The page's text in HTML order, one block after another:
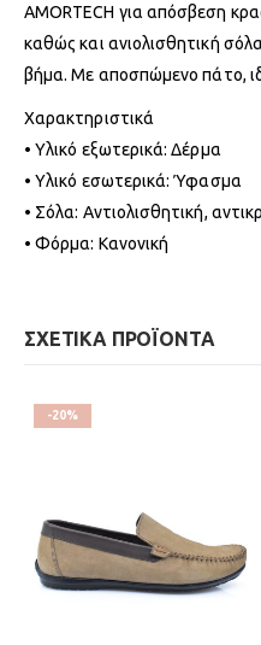
AMORTECH για απόσβεση
καθώς και ανιολισθητική
βήμα. Με αποσπώμενο πάτο,
Χαρακτηριστικά
• Υλικό εξωτερικά: Δέρμα
• Υλικό εσωτερικά: Ύφασμα
• Σόλα: Αντιολισθητική,
• Φόρμα: Κανονική
ΣΧΕΤΙΚΑ ΠΡΟΪΟΝΤΑ
-20%